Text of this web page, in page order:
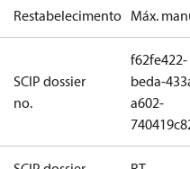
Restabelecimento Máx.
SCIP dossier
no.
f62fe422-
beda-
a602-